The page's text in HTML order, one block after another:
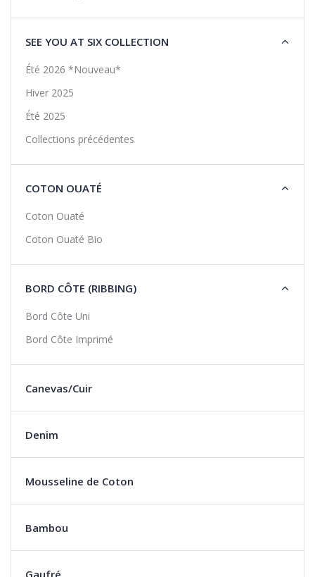
SEE YOU AT SIX COLLECTION
Été 2026 *Nouveau*
Hiver 2025
Été 2025
Collections précédentes
COTON OUATÉ
Coton Ouaté
Coton Ouaté Bio
BORD CÔTE (RIBBING)
Bord Côte Uni
Bord Côte Imprimé
Canevas/Cuir
Denim
Mousseline de Coton
Bambou
Gaufré